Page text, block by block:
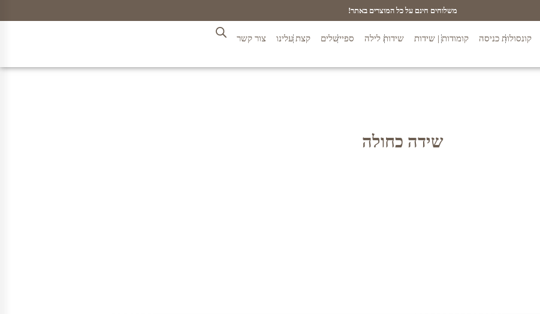
משלוחים חינם על כל המוצרים באתר!
קונסולות כניסה קומודות | שידות שידות לילה ספיישלים קצת עלינו צור קשר
שידה כחולה